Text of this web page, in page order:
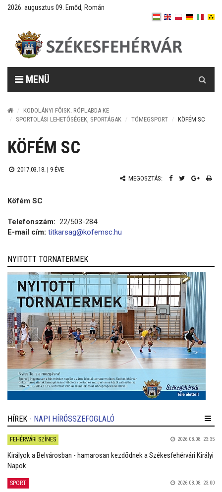
2026. augusztus 09. Emőd, Román
MENÜ
KODOLÁNYI FŐISK. RÖPLABDA KE
SPORTOLÁSI LEHETŐSÉGEK, SPORTÁGAK
TÖMEGSPORT KÖFÉM SC
KÖFÉM SC
2017.03.18. | 9 ÉVE
MEGOSZTÁS:
Köfém SC
Telefonszám: 22/503-284
E-mail cím: titkarsag@kofemsc.hu
NYITOTT TORNATERMEK
HÍREK - NAPI HÍRÖSSZEFOGLALÓ
FEHÉRVÁRI SZÍNES 2026.08.08. 23:35
Királyok a Belvárosban - hamarosan kezdődnek a Székesfehérvári Királyi
Napok
SPORT 2026.08.08. 23:00